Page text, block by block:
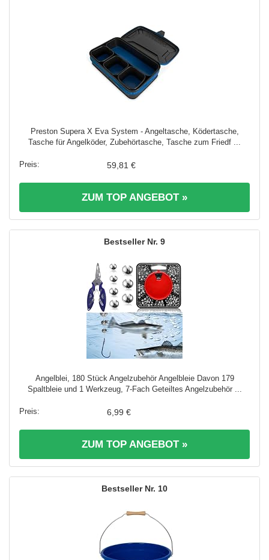
Preston Supera X Eva System - Angeltasche, Ködertasche,
Tasche für Angelköder, Zubehörtasche, Tasche zum Friedf ...
59,81 €
ZUM TOP ANGEBOT »
9
Angelblei, 180 Stück Angelzubehör Angelbleie Davon 179
Spaltbleie und 1 Werkzeug, 7-Fach Geteiltes Angelzubehör ...
6,99 €
ZUM TOP ANGEBOT »
10